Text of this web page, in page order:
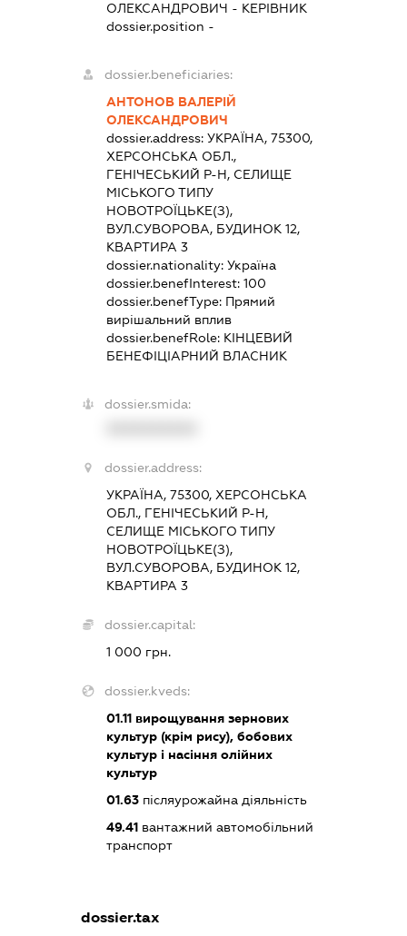
ОЛЕКСАНДРОВИЧ - КЕРІВНИК
dossier.position -
dossier.beneficiaries:
АНТОНОВ ВАЛЕРІЙ
ОЛЕКСАНДРОВИЧ
dossier.address:УКРАЇНА, 75300,
ХЕРСОНСЬКА ОБЛ.,
ГЕНІЧЕСЬКИЙ Р-Н, СЕЛИЩЕ
МІСЬКОГО ТИПУ
НОВОТРОЇЦЬКЕ(З),
ВУЛ.СУВОРОВА, БУДИНОК 12,
КВАРТИРА 3
dossier.nationality:Україна
dossier.benefInterest:100
dossier.benefType: Прямий
вирішальний вплив
dossier.benefRole: КІНЦЕВИЙ
БЕНЕФІЦІАРНИЙ ВЛАСНИК
dossier.smida:
dossier.address:
УКРАЇНА, 75300, ХЕРСОНСЬКА
ОБЛ., ГЕНІЧЕСЬКИЙ Р-Н,
СЕЛИЩЕ МІСЬКОГО ТИПУ
НОВОТРОЇЦЬКЕ(З),
ВУЛ.СУВОРОВА, БУДИНОК 12,
КВАРТИРА 3
dossier.capital:
1 000 грн.
dossier.kveds:
01.11 вирощування зернових
культур (крім рису), бобових
культур і насіння олійних
культур
01.63 післяурожайна діяльність
49.41 вантажний автомобільний
транспорт
dossier.tax